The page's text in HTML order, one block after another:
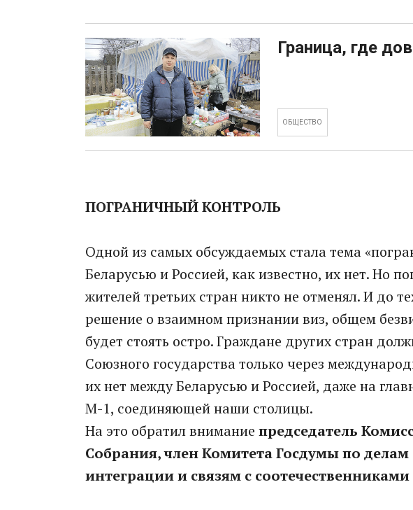
Граница, где
ОБЩЕСТВО
ПОГРАНИЧНЫЙ КОНТРОЛЬ
Одной из самых обсуждаемых стала тема
Беларусью и Россией, как известно, их нет. Но
жителей третьих стран никто не отменял. И до
решение о взаимном признании виз, общем
будет стоять остро. Граждане других стран
Союзного государства только через
их нет между Беларусью и Россией, даже на
М-1, соединяющей наши столицы.
На это обратил внимание председатель
Собрания, член Комитета Госдумы по
интеграции и связям с